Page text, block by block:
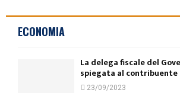
ECONOMIA
La delega fiscale del
spiegata al contribuente
23/09/2023